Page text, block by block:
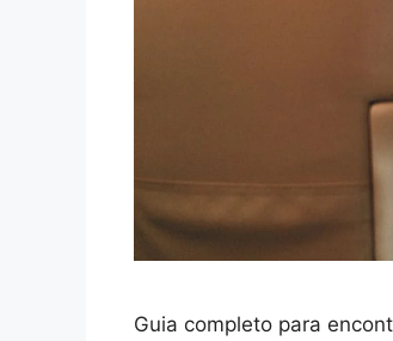
Guia completo para